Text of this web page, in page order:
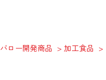
バロー開発商品 加工食品